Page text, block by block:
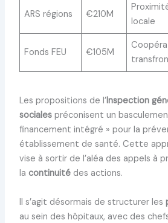
ARS régions €210M
locale
Fonds FEU €105M
Les propositions de l’Inspection
socialespréconisent un
financement intégré » pour la
établissement de santé. Cette
vise à sortir de l’aléa des appels à
la continuitédes actions.
Il s’agit désormais de structurer les
au sein des hôpitaux, avec des